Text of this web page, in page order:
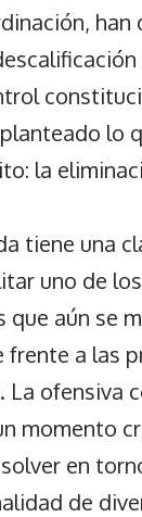
han
lo
la
tiene una
uno de
que aún se
frente a las
ofensiva
momento
en
de